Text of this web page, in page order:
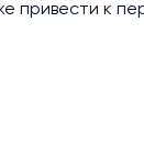
привести к